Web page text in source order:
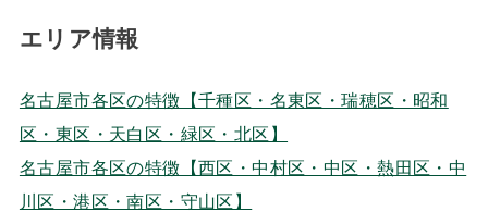
エリア情報
名古屋市各区の特徴【千種区・名東区・瑞穂区・昭和
区・東区・天白区・緑区・北区】
名古屋市各区の特徴【西区・中村区・中区・熱田区・中
川区・港区・南区・守山区】